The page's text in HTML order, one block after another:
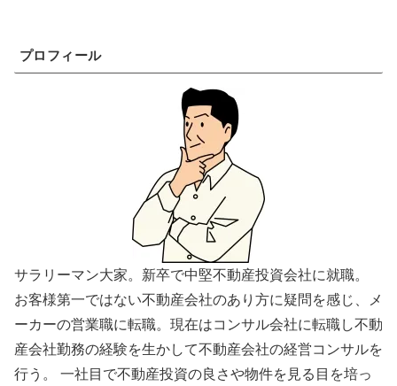
プロフィール
サラリーマン大家。新卒で中堅不動産投資会社に就職。
お客様第一ではない不動産会社のあり方に疑問を感じ、メ
ーカーの営業職に転職。現在はコンサル会社に転職し不動
産会社勤務の経験を生かして不動産会社の経営コンサルを
行う。 一社目で不動産投資の良さや物件を見る目を培っ